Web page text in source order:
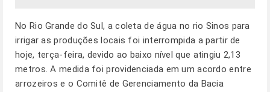
No Rio Grande do Sul, a coleta de água no rio Sinos para
irrigar as produções locais foi interrompida a partir de
hoje, terça-feira, devido ao baixo nível que atingiu 2,13
metros. A medida foi providenciada em um acordo entre
arrozeiros e o Comitê de Gerenciamento da Bacia